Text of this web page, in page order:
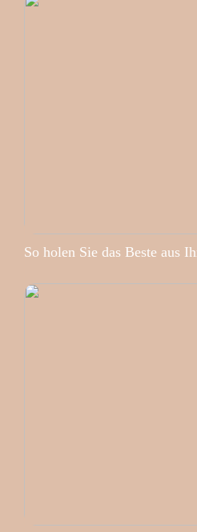
So holen Sie das Beste aus